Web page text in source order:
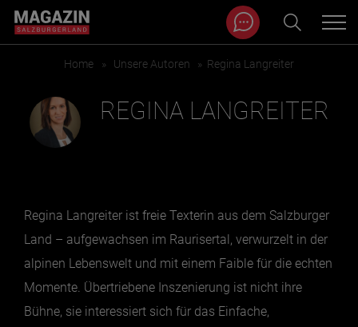
Magazin durchsuchen...
Home » Unsere Autoren » Regina Langreiter
REGINA LANGREITER
Regina Langreiter ist freie Texterin aus dem Salzburger
Land – aufgewachsen im Raurisertal, verwurzelt in der
alpinen Lebenswelt und mit einem Faible für die echten
Momente. Übertriebene Inszenierung ist nicht ihre
Bühne, sie interessiert sich für das Einfache,